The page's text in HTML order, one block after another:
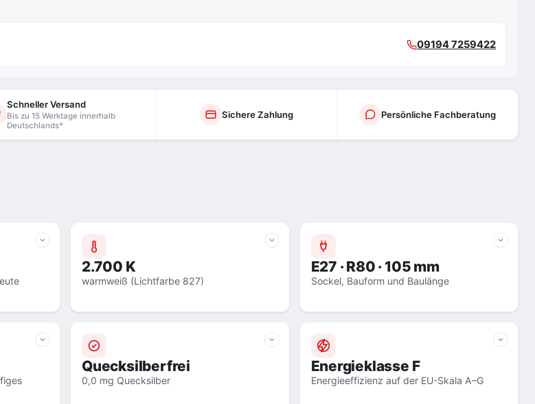
09194 7259422
Schneller Versand
Bis zu 15 Werktage innerhalb
Deutschlands*
Sichere Zahlung Persönliche Fachberatung
2.700 K
warmweiß (Lichtfarbe 827)
E27 · R80 · 105 mm
Sockel, Bauform und Baulänge
Quecksilberfrei
0,0 mg Quecksilber
Energieklasse F
Energieeffizienz auf der EU-Skala A–G